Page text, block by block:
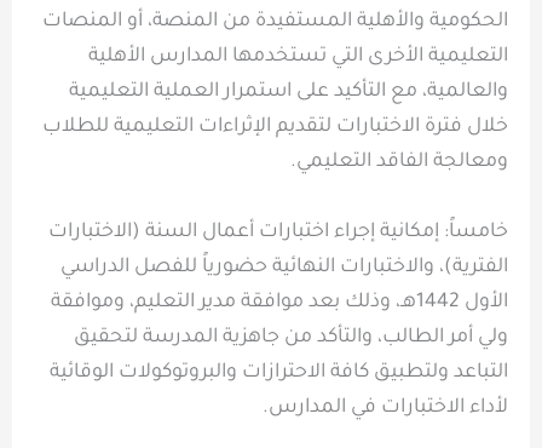
الحكومية والأهلية المستفيدة من المنصة، أو المنصات
التعليمية الأخرى التي تستخدمها المدارس الأهلية
والعالمية، مع التأكيد على استمرار العملية التعليمية
خلال فترة الاختبارات لتقديم الإثراءات التعليمية للطلاب
ومعالجة الفاقد التعليمي.
خامساً: إمكانية إجراء اختبارات أعمال السنة (الاختبارات
الفترية)، والاختبارات النهائية حضورياً للفصل الدراسي
الأول 1442هـ، وذلك بعد موافقة مدير التعليم، وموافقة
ولي أمر الطالب، والتأكد من جاهزية المدرسة لتحقيق
التباعد ولتطبيق كافة الاحترازات والبروتوكولات الوقائية
لأداء الاختبارات في المدارس.